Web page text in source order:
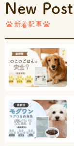
New Post
新着記事